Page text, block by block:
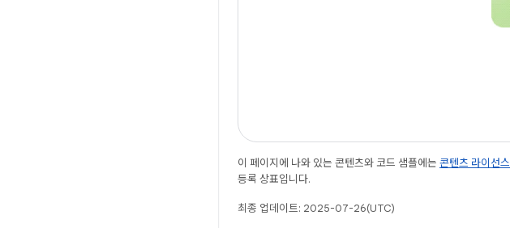
이 페이지에 나와 있는 콘텐츠와 코드 샘플에는 콘텐츠 라이선스
등록 상표입니다.
최종 업데이트: 2025-07-26(UTC)